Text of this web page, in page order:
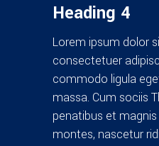
Heading 4
Lorem ipsum dolor
consectetuer
commodo ligula
massa. Cum sociis
penatibus et
montes, nascetur